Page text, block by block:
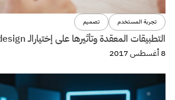
تجربة المستخدم تصميم
التطبيقات المعقدة وتأثيرها على إختيارالـ Forms design ؟
8 أغسطس 2017